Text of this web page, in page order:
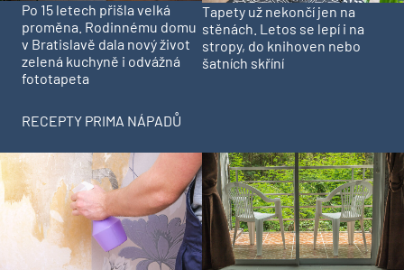
Po 15 letech přišla velká
proměna. Rodinnému domu
v Bratislavě dala nový život
zelená kuchyně i odvážná
fototapeta
Tapety už nekončí jen na
stěnách. Letos se lepí i na
stropy, do knihoven nebo
šatních skříní
RECEPTY PRIMA NÁPADŮ